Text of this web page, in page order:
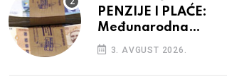
PENZIJE I PLAĆE:
Međunarodna
agencija potvrdila
kreditni rejting BiH
3. AVGUST 2026.